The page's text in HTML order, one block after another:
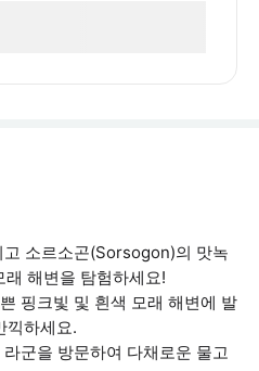
소르소곤(Sorsogon)의 맛녹
해변을 탐험하세요!
핑크빛 및 흰색 모래 해변에 발
끽하세요.
군을 방문하여 다채로운 물고